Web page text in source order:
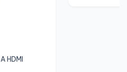
HDMI